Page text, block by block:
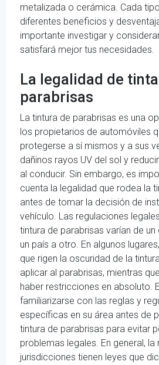
metalizada o cerámica. Cada
diferentes beneficios y
importante investigar y
satisfará mejor tus necesidades.
La legalidad de
parabrisas
La tintura de parabrisas es una
los propietarios de automóviles
protegerse a sí mismos y a sus
dañinos rayos UV del sol y
al conducir. Sin embargo, es
cuenta la legalidad que rodea la
antes de tomar la decisión de
vehículo. Las regulaciones
tintura de parabrisas varían de
un país a otro. En algunos
que rigen la oscuridad de la
aplicar al parabrisas, mientras
haber restricciones en absoluto.
familiarizarse con las reglas y
específicas en su área antes de
tintura de parabrisas para evitar
problemas legales. En general,
jurisdicciones tienen leyes que